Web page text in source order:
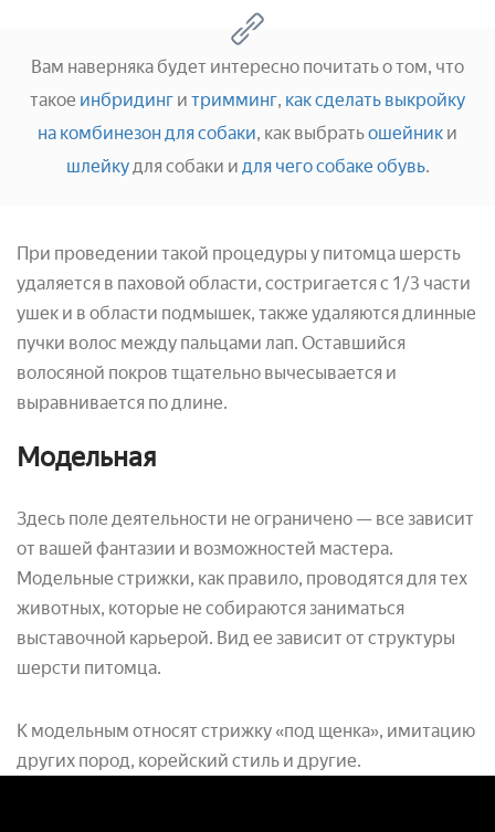
Вам наверняка будет интересно почитать о том, что
такое инбридинг и тримминг, как сделать выкройку
на комбинезон для собаки, как выбратьошейник и
шлейкудля собаки и для чего собаке обувь.
При проведении такой процедуры у питомца шерсть
удаляется в паховой области, состригается с 1/3 части
ушек и в области подмышек, также удаляются длинные
пучки волос между пальцами лап. Оставшийся
волосяной покров тщательно вычесывается и
выравнивается по длине.
Модельная
Здесь поле деятельности не ограничено — все зависит
от вашей фантазии и возможностей мастера.
Модельные стрижки, как правило, проводятся для тех
животных, которые не собираются заниматься
выставочной карьерой. Вид ее зависит от структуры
шерсти питомца.
К модельным относят стрижку «под щенка», имитацию
других пород, корейский стиль и другие.